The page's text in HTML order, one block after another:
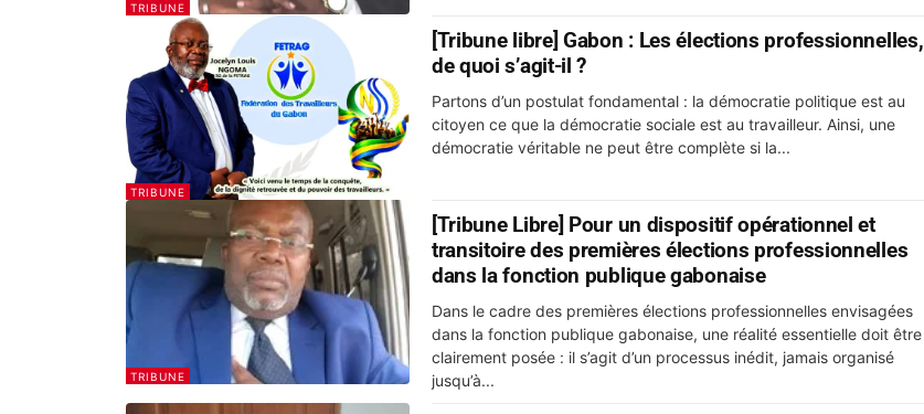
TRIBUNE
TRIBUNE
[Tribune libre] Gabon : Les élections professionnelles,
de quoi s’agit-il ?
Partons d’un postulat fondamental : la démocratie politique est au
citoyen ce que la démocratie sociale est au travailleur. Ainsi, une
démocratie véritable ne peut être complète si la...
TRIBUNE
[Tribune Libre] Pour un dispositif opérationnel et
transitoire des premières élections professionnelles
dans la fonction publique gabonaise
Dans le cadre des premières élections professionnelles envisagées
dans la fonction publique gabonaise, une réalité essentielle doit être
clairement posée : il s’agit d’un processus inédit, jamais organisé
jusqu’à...